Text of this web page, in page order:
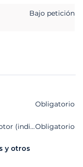
Bajo petición
Obligatorio
Costo de combustible por hora de motor (indicativo y muy fluctuante)Obligatorio
y otros